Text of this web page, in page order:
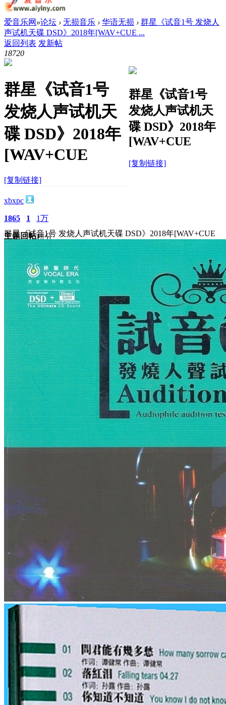
爱音乐网 »论坛 › 无损音乐 › 华语无损 › 群星《试音1号 发烧人
声试机天碟 DSD》2018年[WAV+CUE ...
返回列表 发新帖
18720
群星《试音1号
发烧人声试机天
碟 DSD》2018年
[WAV+CUE
[复制链接]
群星《试音1号
发烧人声试机天
碟 DSD》2018年
[WAV+CUE
[复制链接]
xbxpc
1865
主题
1
回帖
1万
积分
积分
10117
2025-10-25 19:06:40 / 显示全部楼层 / 阅读模式
18720
群星《试音1号 发烧人声试机天碟 DSD》2018年[WAV+CUE